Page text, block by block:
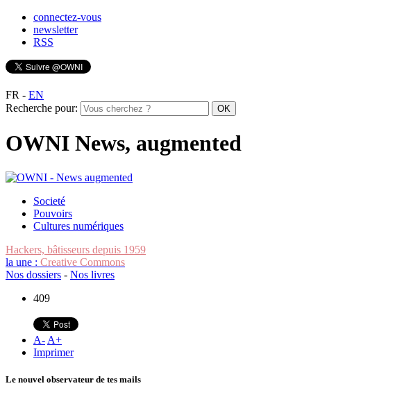
connectez-vous
newsletter
RSS
FR - EN
Recherche pour:
OWNI News, augmented
Societé
Pouvoirs
Cultures numériques
Hackers, bâtisseurs depuis 1959
la une : Creative Commons
Nos dossiers - Nos livres
409
A- A+
Imprimer
Le nouvel observateur de tes mails